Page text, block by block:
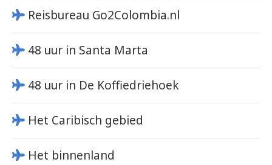
Reisbureau Go2Colombia.nl
48 uur in Santa Marta
48 uur in De Koffiedriehoek
Het Caribisch gebied
Het binnenland